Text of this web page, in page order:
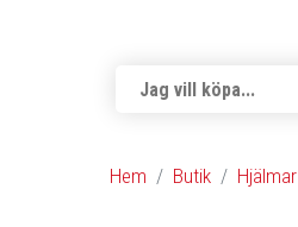
Hem Butik Hjälmar